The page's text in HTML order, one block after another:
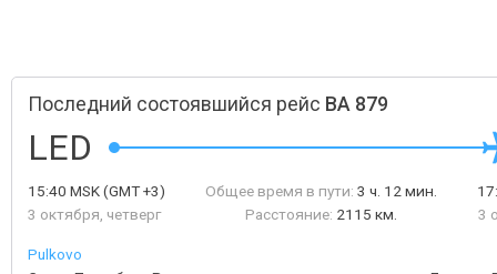
Последний состоявшийся рейс BA 879
LED
15:40 MSK(GMT +3)
3 октября, четверг
Общее время в пути: 3 ч. 12 мин.
Расстояние: 2115 км.
3
Pulkovo